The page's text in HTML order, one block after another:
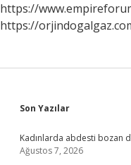
https://
https://
Sidebar
Son Yazılar
Kadınlarda abdesti bozan
Ağustos 7, 2026